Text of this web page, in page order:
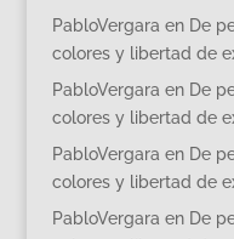
PabloVergara en De
colores y libertad de
PabloVergara en De
colores y libertad de
PabloVergara en De
colores y libertad de
PabloVergara en De